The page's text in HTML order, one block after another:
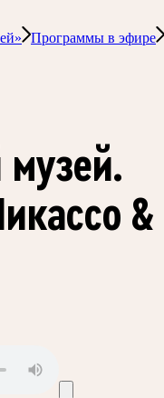
Программы в эфире
&